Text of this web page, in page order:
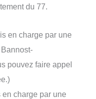
du 77.
en charge par une
pouvez faire appel
charge par une